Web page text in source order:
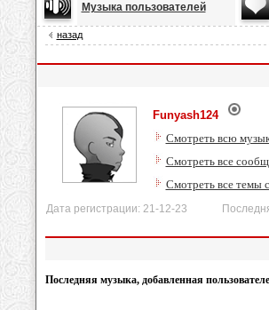
Музыка пользователей
назад
Funyash124
Смотреть всю
Смотреть все
Смотреть все темы
Дата регистрации: 21-12-23 Последняя
Последняя музыка, добавленная